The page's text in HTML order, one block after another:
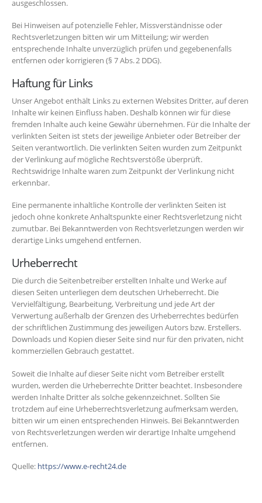
ausgeschlossen.
Bei Hinweisen auf potenzielle Fehler, Missverständnisse oder
Rechtsverletzungen bitten wir um Mitteilung; wir werden
entsprechende Inhalte unverzüglich prüfen und gegebenenfalls
entfernen oder korrigieren (§ 7 Abs. 2 DDG).
Haftung für Links
Unser Angebot enthält Links zu externen Websites Dritter, auf deren
Inhalte wir keinen Einfluss haben. Deshalb können wir für diese
fremden Inhalte auch keine Gewähr übernehmen. Für die Inhalte der
verlinkten Seiten ist stets der jeweilige Anbieter oder Betreiber der
Seiten verantwortlich. Die verlinkten Seiten wurden zum Zeitpunkt
der Verlinkung auf mögliche Rechtsverstöße überprüft.
Rechtswidrige Inhalte waren zum Zeitpunkt der Verlinkung nicht
erkennbar.
Eine permanente inhaltliche Kontrolle der verlinkten Seiten ist
jedoch ohne konkrete Anhaltspunkte einer Rechtsverletzung nicht
zumutbar. Bei Bekanntwerden von Rechtsverletzungen werden wir
derartige Links umgehend entfernen.
Urheberrecht
Die durch die Seitenbetreiber erstellten Inhalte und Werke auf
diesen Seiten unterliegen dem deutschen Urheberrecht. Die
Vervielfältigung, Bearbeitung, Verbreitung und jede Art der
Verwertung außerhalb der Grenzen des Urheberrechtes bedürfen
der schriftlichen Zustimmung des jeweiligen Autors bzw. Erstellers.
Downloads und Kopien dieser Seite sind nur für den privaten, nicht
kommerziellen Gebrauch gestattet.
Soweit die Inhalte auf dieser Seite nicht vom Betreiber erstellt
wurden, werden die Urheberrechte Dritter beachtet. Insbesondere
werden Inhalte Dritter als solche gekennzeichnet. Sollten Sie
trotzdem auf eine Urheberrechtsverletzung aufmerksam werden,
bitten wir um einen entsprechenden Hinweis. Bei Bekanntwerden
von Rechtsverletzungen werden wir derartige Inhalte umgehend
entfernen.
Quelle: https://www.e-recht24.de